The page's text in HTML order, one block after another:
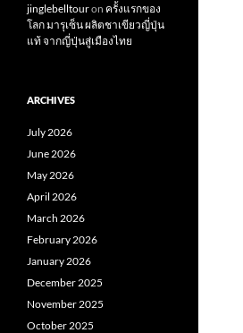
jinglebelltouron ครั้งแรกของ
โลก มารุเซ็น ผลิตชาเขียวญี่ปุ่น
แท้ จากญี่ปุ่นสู่เมืองไทย
ARCHIVES
July 2026
June 2026
May 2026
April 2026
March 2026
February 2026
January 2026
December 2025
November 2025
October 2025